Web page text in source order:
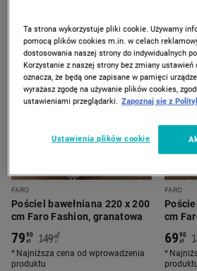
45%
FARO
Pościel bawełniana 220 x 200
cm Faro Fashion, granatowa
7990
zł 149 00
zł
*
Najniższa cena od wprowadzenia
produktu
FARO
cm
6990
zł
Ta strona wykorzystuje pliki cookie. Używamy
pomocą plików cookies m.in. w celach
dostosowania naszej strony do indywidualnych
Korzystanie z naszej strony bez zmiany ustawień
oznacza, że będą one zapisane w pamięci
wyrażasz zgodę na używanie plików cookies,
ustawieniami przeglądarki. Zapoznaj się z
Ustawienia plików cookie